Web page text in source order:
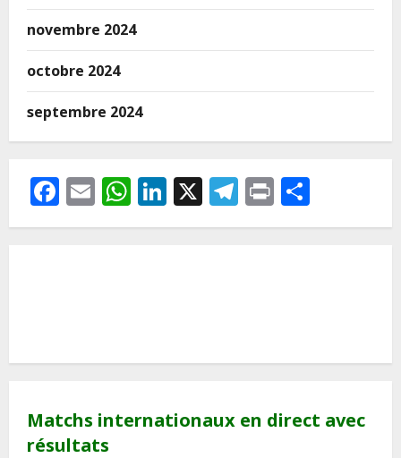
novembre 2024
octobre 2024
septembre 2024
Facebook
EmailWhatsApp
LinkedIn
X Telegram
Print
Matchs internationaux en direct avec
résultats